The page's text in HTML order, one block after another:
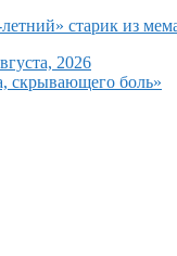
старик из
2026
скрывающего боль»